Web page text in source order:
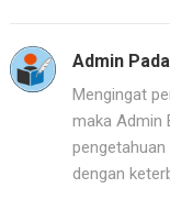
Admin
Mengingat
maka Admin
dengan